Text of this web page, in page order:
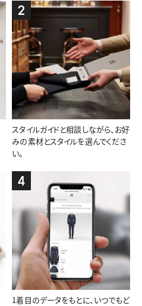
2
スタイルガイドと相談しながら、お好
みの素材とスタイルを選んでくださ
い。
4
1着目のデータをもとに、いつでもど